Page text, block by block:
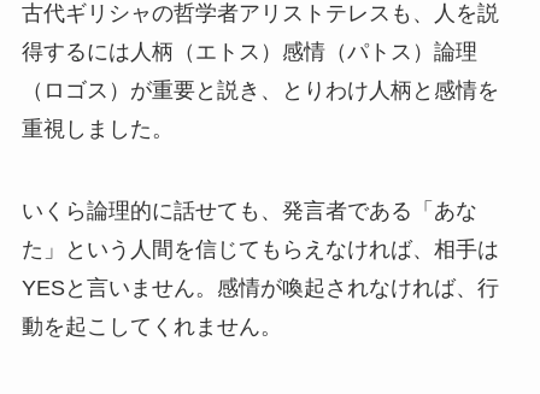
古代ギリシャの哲学者アリストテレスも、人を説
得するには人柄（エトス）感情（パトス）論理
（ロゴス）が重要と説き、とりわけ人柄と感情を
重視しました。
いくら論理的に話せても、発言者である「あな
た」という人間を信じてもらえなければ、相手は
YESと言いません。感情が喚起されなければ、行
動を起こしてくれません。